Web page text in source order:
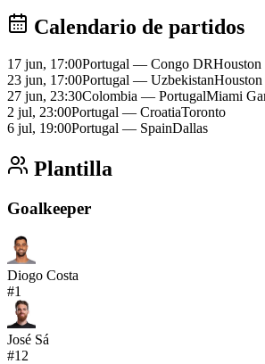
Calendario de partidos
17 jun, 17:00Portugal — Congo DRHouston
23 jun, 17:00Portugal — UzbekistanHouston
27 jun, 23:30Colombia — PortugalMiami
2 jul, 23:00Portugal — CroatiaToronto
6 jul, 19:00Portugal — SpainDallas
Plantilla
Goalkeeper
Diogo Costa
#1
José Sá
#12